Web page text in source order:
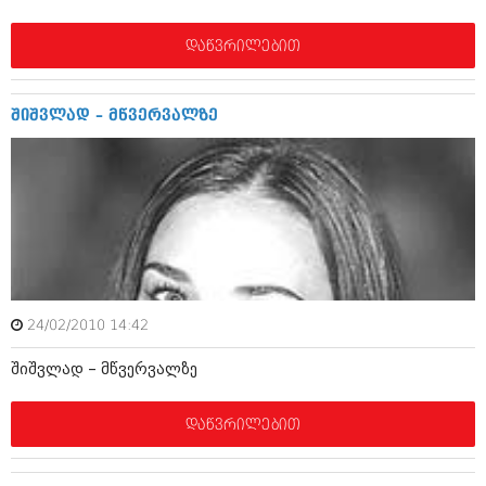
ნოემბერი 2017 (212)
ოქტომბერი 2017 (231)
სექტემბერი 2017 (261)
ივლისი 2017 (233)
მაისი 2017 (216)
აპრილი 2017 (220)
მარტი 2017 (212)
თებერვალი 2017 (205)
იანვარი 2017 (246)
დეკემბერი 2016 (207)
ნოემბერი 2016 (207)
ოქტომბერი 2016 (257)
სექტემბერი 2016 (224)
აგვისტო 2016 (258)
ივლისი 2016 (211)
აპრილი 2016 (215)
მარტი 2016 (200)
თებერვალი 2016 (250)
დაწვრილებით
შიშვლად – მწვერვალზე
24/02/2010 14:42
შიშვლად – მწვერვალზე
დაწვრილებით